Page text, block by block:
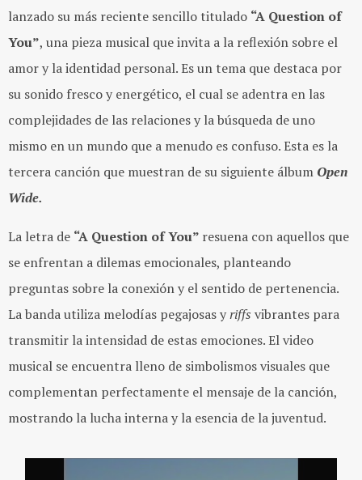
lanzado su más reciente sencillo titulado “A Question of
You”, una pieza musical que invita a la reflexión sobre el
amor y la identidad personal. Es un tema que destaca por
su sonido fresco y energético, el cual se adentra en las
complejidades de las relaciones y la búsqueda de uno
mismo en un mundo que a menudo es confuso. Esta es la
tercera canción que muestran de su siguiente álbum Open
Wide.
La letra de “A Question of You” resuena con aquellos que
se enfrentan a dilemas emocionales, planteando
preguntas sobre la conexión y el sentido de pertenencia.
La banda utiliza melodías pegajosas yriffs vibrantes para
transmitir la intensidad de estas emociones. El video
musical se encuentra lleno de simbolismos visuales que
complementan perfectamente el mensaje de la canción,
mostrando la lucha interna y la esencia de la juventud.